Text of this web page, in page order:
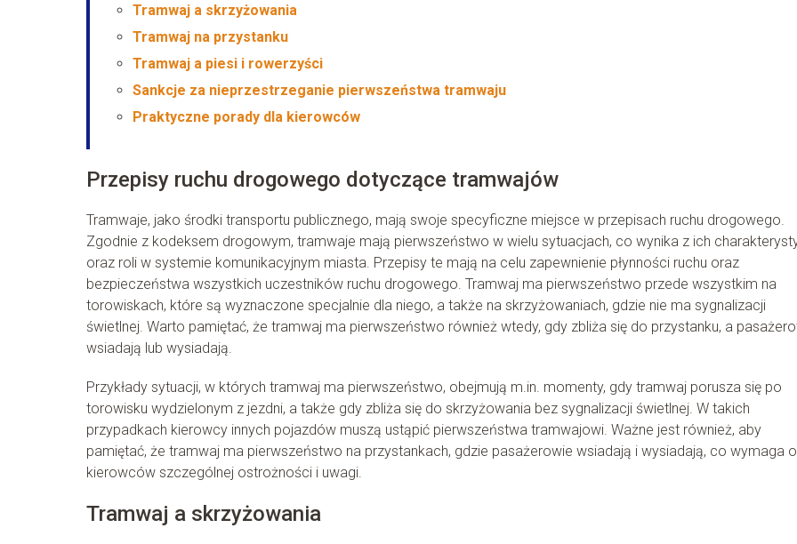
Tramwaj a skrzyżowania
Tramwaj na przystanku
Tramwaj a piesi i rowerzyści
Sankcje za nieprzestrzeganie pierwszeństwa tramwaju
Praktyczne porady dla kierowców
Przepisy ruchu drogowego dotyczące tramwajów
Tramwaje, jako środki transportu publicznego, mają swoje specyficzne miejsce w przepisach ruchu drogowego.
Zgodnie z kodeksem drogowym, tramwaje mają pierwszeństwo w wielu sytuacjach, co wynika z ich
oraz roli w systemie komunikacyjnym miasta. Przepisy te mają na celu zapewnienie płynności ruchu oraz
bezpieczeństwa wszystkich uczestników ruchu drogowego. Tramwaj ma pierwszeństwo przede wszystkim na
torowiskach, które są wyznaczone specjalnie dla niego, a także na skrzyżowaniach, gdzie nie ma sygnalizacji
świetlnej. Warto pamiętać, że tramwaj ma pierwszeństwo również wtedy, gdy zbliża się do przystanku, a
wsiadają lub wysiadają.
Przykłady sytuacji, w których tramwaj ma pierwszeństwo, obejmują m.in. momenty, gdy tramwaj porusza się po
torowisku wydzielonym z jezdni, a także gdy zbliża się do skrzyżowania bez sygnalizacji świetlnej. W takich
przypadkach kierowcy innych pojazdów muszą ustąpić pierwszeństwa tramwajowi. Ważne jest również, aby
pamiętać, że tramwaj ma pierwszeństwo na przystankach, gdzie pasażerowie wsiadają i wysiadają, co wymaga
kierowców szczególnej ostrożności i uwagi.
Tramwaj a skrzyżowania